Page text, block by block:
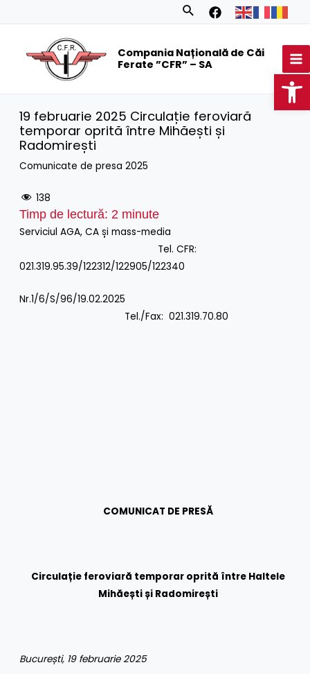
Search
Compania Națională de Căi
Ferate ”CFR” – SA
19 februarie 2025 Circulație feroviară
temporar oprită între Mihăești și
Radomirești
Comunicate de presa 2025
138
Timp de lectură: 2 minute
Serviciul AGA, CA și mass-media
Tel. CFR:
021.319.95.39/122312/122905/122340
Nr.1/6/S/96/19.02.2025
Tel./Fax: 021.319.70.80
COMUNICAT DE PRESĂ
Circulație feroviară temporar oprită între Haltele
Mihăești și Radomirești
București, 19 februarie 2025